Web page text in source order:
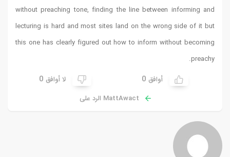
without
lecturing
this one